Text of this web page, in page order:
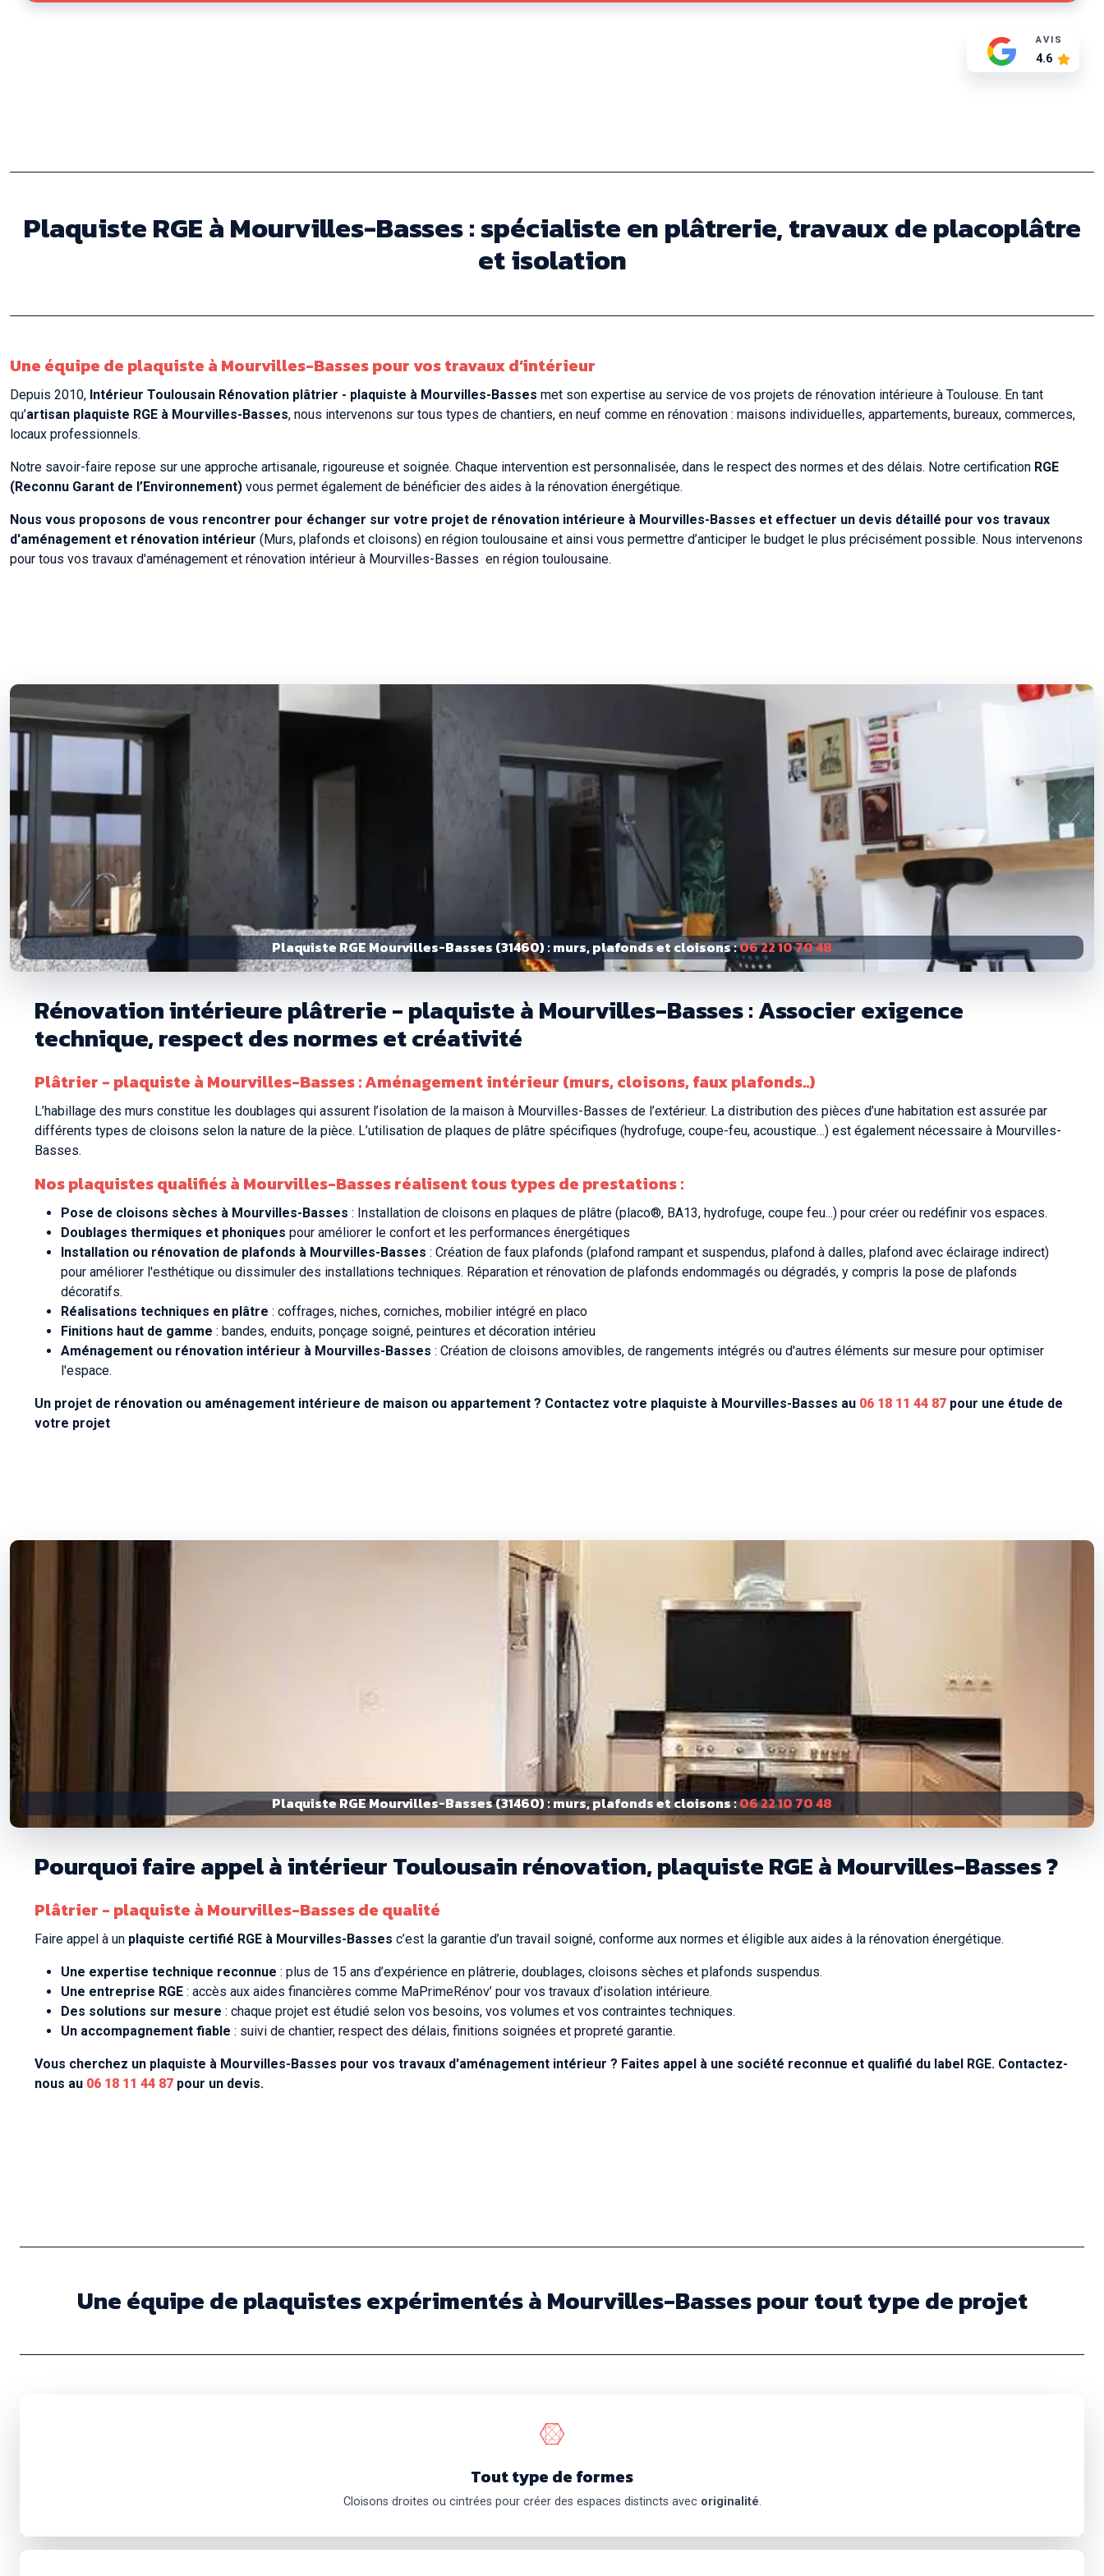
AVIS
4.6
Plaquiste RGE à Mourvilles-Basses : spécialiste en plâtrerie, travaux de placoplâtre
et isolation
Une équipe de plaquiste à Mourvilles-Basses pour vos travaux d’intérieur
Depuis 2010, Intérieur Toulousain Rénovation plâtrier - plaquiste à Mourvilles-Basses met son expertise au service de vos projets de rénovation intérieure à Toulouse. En tant
qu’artisan plaquiste RGE à Mourvilles-Basses, nous intervenons sur tous types de chantiers, en neuf comme en rénovation : maisons individuelles, appartements, bureaux, commerces,
locaux professionnels.
Notre savoir-faire repose sur une approche artisanale, rigoureuse et soignée. Chaque intervention est personnalisée, dans le respect des normes et des délais. Notre certification RGE
(Reconnu Garant de l’Environnement) vous permet également de bénéficier des aides à la rénovation énergétique.
Nous vous proposons de vous rencontrer pour échanger sur votre projet de rénovation intérieure à Mourvilles-Basses et effectuer un devis détaillé pour vos travaux
d'aménagement et rénovation intérieur (Murs, plafonds et cloisons) en région toulousaine et ainsi vous permettre d’anticiper le budget le plus précisément possible. Nous intervenons
pour tous vos travaux d'aménagement et rénovation intérieur à Mourvilles-Basses en région toulousaine.
Plaquiste RGE Mourvilles-Basses (31460) : murs, plafonds et cloisons :06 22 10 70 48
Rénovation intérieure plâtrerie - plaquiste à Mourvilles-Basses : Associer exigence
technique, respect des normes et créativité
Plâtrier - plaquiste à Mourvilles-Basses : Aménagement intérieur (murs, cloisons, faux plafonds..)
L’habillage des murs constitue les doublages qui assurent l’isolation de la maison à Mourvilles-Basses de l’extérieur. La distribution des pièces d’une habitation est assurée par
différents types de cloisons selon la nature de la pièce. L’utilisation de plaques de plâtre spécifiques (hydrofuge, coupe-feu, acoustique…) est également nécessaire à Mourvilles-
Basses.
Nosplaquistes qualifiés à Mourvilles-Bassesréalisent tous types de prestations :
Pose de cloisons sèches à Mourvilles-Basses : Installation de cloisons en plaques de plâtre (placo®, BA13, hydrofuge, coupe feu...) pour créer ou redéfinir vos espaces.
Doublages thermiques et phoniques pour améliorer le confort et les performances énergétiques
Installation ou rénovation de plafonds à Mourvilles-Basses : Création de faux plafonds (plafond rampant et suspendus, plafond à dalles, plafond avec éclairage indirect)
pour améliorer l'esthétique ou dissimuler des installations techniques. Réparation et rénovation de plafonds endommagés ou dégradés, y compris la pose de plafonds
décoratifs.
Réalisations techniques en plâtre : coffrages, niches, corniches, mobilier intégré en placo
Finitions haut de gamme : bandes, enduits, ponçage soigné, peintures et décoration intérieu
Aménagement ou rénovation intérieur à Mourvilles-Basses : Création de cloisons amovibles, de rangements intégrés ou d'autres éléments sur mesure pour optimiser
l'espace.
Un projet de rénovation ou aménagement intérieure de maison ou appartement ? Contactez votre plaquiste à Mourvilles-Basses au 06 18 11 44 87 pour une étude de
votre projet
Plaquiste RGE Mourvilles-Basses (31460) : murs, plafonds et cloisons :06 22 10 70 48
Pourquoi faire appel à intérieur Toulousain rénovation, plaquiste RGE à Mourvilles-Basses ?
Plâtrier - plaquiste à Mourvilles-Basses de qualité
Faire appel à un plaquiste certifié RGE à Mourvilles-Basses c’est la garantie d’un travail soigné, conforme aux normes et éligible aux aides à la rénovation énergétique.
Une expertise technique reconnue : plus de 15 ans d’expérience en plâtrerie, doublages, cloisons sèches et plafonds suspendus.
Une entreprise RGE : accès aux aides financières comme MaPrimeRénov’ pour vos travaux d’isolation intérieure.
Des solutions sur mesure : chaque projet est étudié selon vos besoins, vos volumes et vos contraintes techniques.
Un accompagnement fiable : suivi de chantier, respect des délais, finitions soignées et propreté garantie.
Vous cherchez un plaquiste à Mourvilles-Basses pour vos travaux d'aménagement intérieur ? Faites appel à une société reconnue et qualifié du label RGE. Contactez-
nous au 06 18 11 44 87 pour un devis.
Une équipe de plaquistes expérimentés à Mourvilles-Basses pour tout type de projet
Tout type de formes
Cloisons droites ou cintrées pour créer des espaces distincts avec originalité.